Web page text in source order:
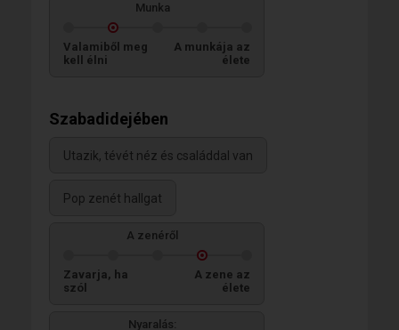
Munka
Valamiből meg
kell élni
A munkája az
élete
Szabadidejében
Utazik, tévét néz és családdal van
Pop zenét hallgat
A zenéről
Zavarja, ha
szól
A zene az
élete
Nyaralás: